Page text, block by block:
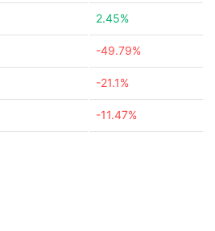
2.45%
-49.79%
-21.1%
-11.47%